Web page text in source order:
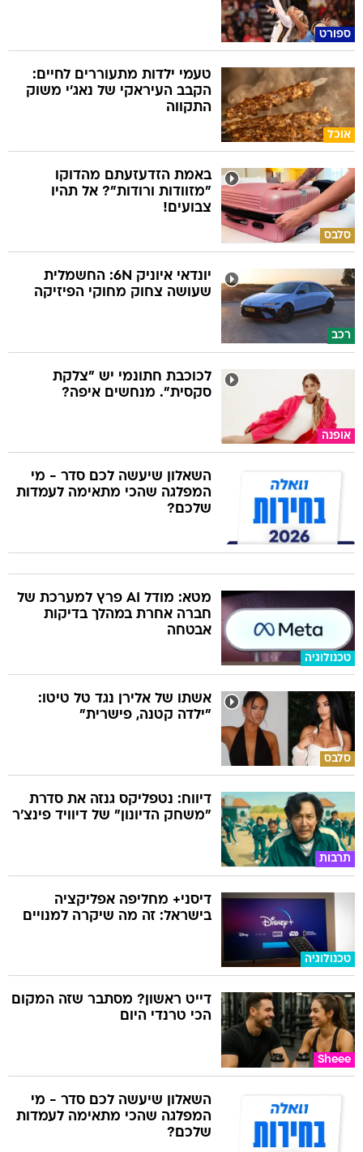
ספורט
אוכל
טעמי ילדות מתעוררים לחיים:
הקבב העיראקי של נאג׳י משוק
התקווה
סלבס
באמת הזדעזעתם מהדוקו
"מזוודות ורודות"? אל תהיו
צבועים!
רכב
יונדאי איוניק 6N: החשמלית
שעושה צחוק מחוקי הפיזיקה
אופנה
לכוכבת חתונמי יש "צלקת
סקסית". מנחשים איפה?
השאלון שיעשה לכם סדר - מי
המפלגה שהכי מתאימה לעמדות
שלכם?
טכנולוגיה
מטא: מודל AI פרץ למערכת של
חברה אחרת במהלך בדיקות
אבטחה
סלבס
אשתו של אלירן נגד טל טיטו:
"ילדה קטנה, פישרית"
תרבות
דיווח: נטפליקס גנזה את סדרת
"משחק הדיונון" של דיוויד פינצ'ר
טכנולוגיה
דיסני+ מחליפה אפליקציה
בישראל: זה מה שיקרה למנויים
Sheee
דייט ראשון? מסתבר שזה המקום
הכי טרנדי היום
השאלון שיעשה לכם סדר - מי
המפלגה שהכי מתאימה לעמדות
שלכם?